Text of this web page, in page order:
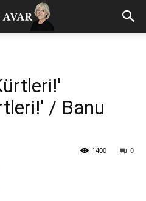
/ Banu
0
1400